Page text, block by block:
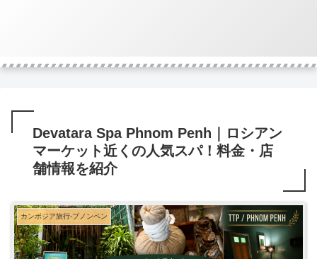
Devatara Spa Phnom Penh｜ロシアン
マーケット近くの人気スパ！料金・店
舗情報を紹介
カンボジア旅行-プノンペン